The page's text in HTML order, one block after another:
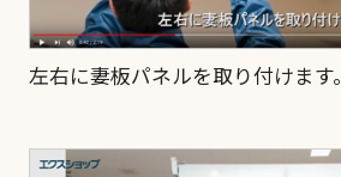
左右に妻板パネルを取り付けます。